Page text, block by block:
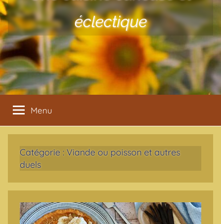
éclectique
Menu
Catégorie : Viande ou poisson et autres
duels